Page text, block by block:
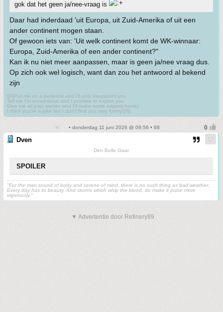
gok dat het geen ja/nee-vraag is
Daar had inderdaad 'uit Europa, uit Zuid-Amerika of uit een
ander continent mogen staan.
Of gewoon iets van: 'Uit welk continent komt de WK-winnaar:
Europa, Zuid-Amerika of een ander continent?"
Kan ik nu niet meer aanpassen, maar is geen ja/nee vraag dus.
Op zich ook wel logisch, want dan zou het antwoord al bekend
zijn
\[i\]Put me on a pedestal and I'll only disappoint you
Tell me I'm exceptional and I promise to exploit you
Give me all your money and I'll make some origami honey
I think you're a joke but I don't find you very funny\[/i\]
• donderdag 11 juni 2026 @ 09:56 • 68
Dven
Den Bolle Gaar
SPOILER
"For the man sound of body and serene of mind, there is no such thing as bad weather;
Every day has its beauty. And storms which whip the blood, do make it pulse more
vigorously."
▼ Advertentie door Refinery89